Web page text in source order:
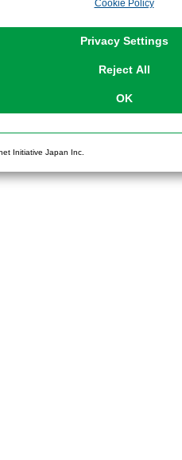
Strictly Necessary Cookies, please
Cookie Policy
Privacy Settings
Reject All
OK
Initiative Japan Inc.